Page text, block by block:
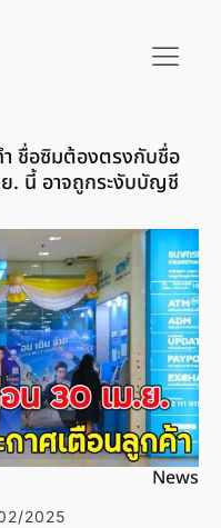
ชื่อซิมต้องตรงกับชื่อ
. นี้ อาจถูกระงับบัญชี
News
2025